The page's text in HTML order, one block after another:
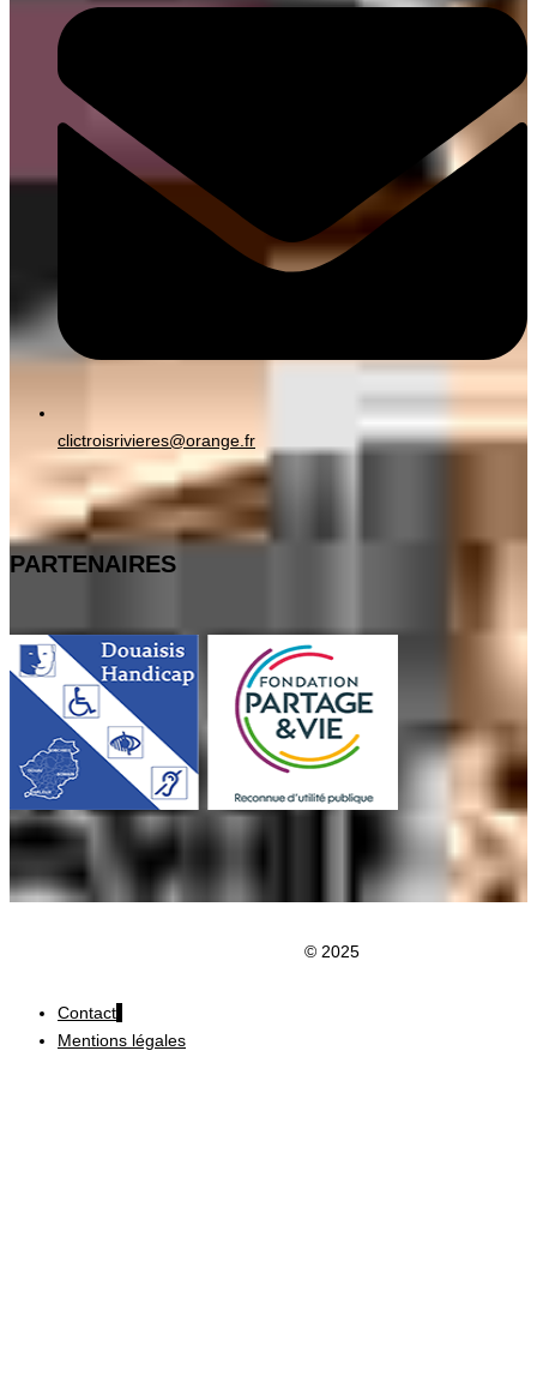
clictroisrivieres@orange.fr
PARTENAIRES
© 2025
Contact
Mentions légales